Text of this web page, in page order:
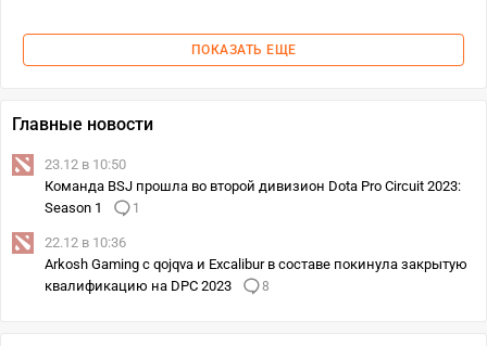
ПОКАЗАТЬ ЕЩЕ
Главные новости
23.12 в 10:50
Команда BSJ прошла во второй дивизион Dota Pro Circuit 2023:
Season 1
1
22.12 в 10:36
Arkosh Gaming с qojqva и Excalibur в составе покинула закрытую
квалификацию на DPC 2023
8